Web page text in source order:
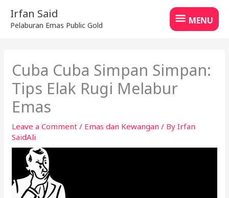
content
Irfan Said
Pelaburan Emas Public Gold
MENU
MENU
Cuba Cuba Simpan Simpan:
Tips Elak Rugi Melabur
Emas
Leave a Comment / Emas dan Kewangan / ByIrfan
SaidAli